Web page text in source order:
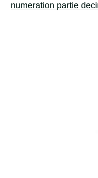
numeration partie